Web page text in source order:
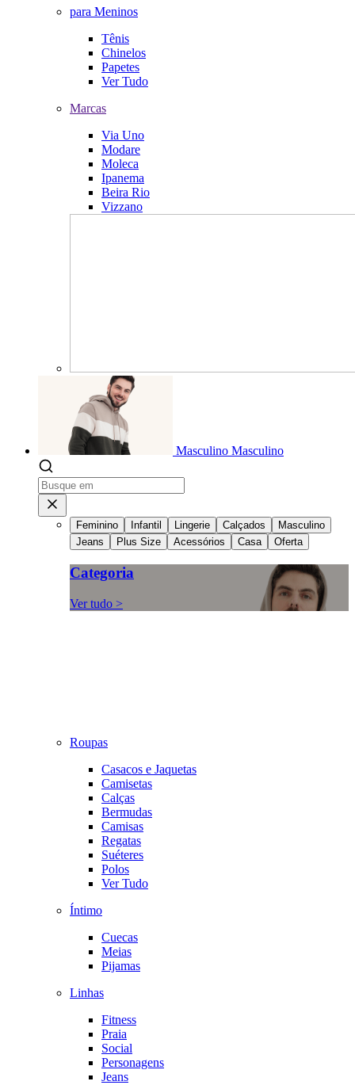
para Meninos
Tênis
Chinelos
Papetes
Ver Tudo
Marcas
Via Uno
Modare
Moleca
Ipanema
Beira Rio
Vizzano
Masculino Masculino
Feminino Infantil Lingerie Calçados
Masculino
Jeans
Plus Size Acessórios Casa Oferta
Categoria
Ver tudo >
Roupas
Casacos e Jaquetas
Camisetas
Calças
Bermudas
Camisas
Regatas
Suéteres
Polos
Ver Tudo
Íntimo
Cuecas
Meias
Pijamas
Linhas
Fitness
Praia
Social
Personagens
Jeans